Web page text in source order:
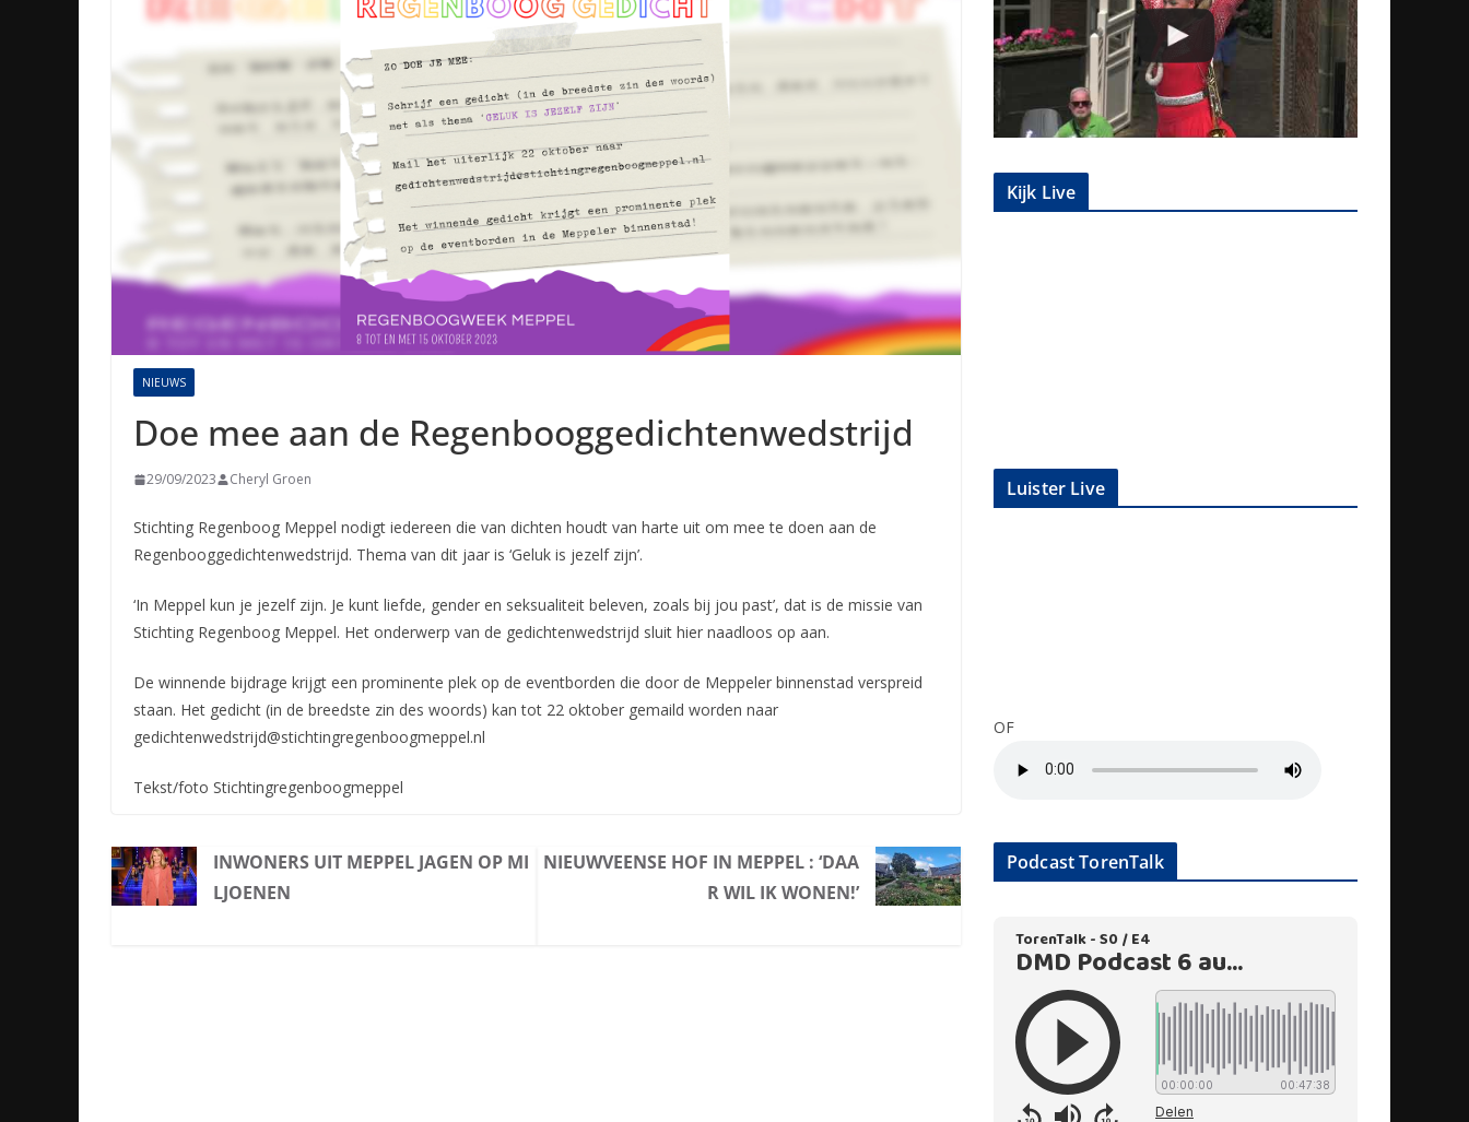
NIEUWS
Doe mee aan de Regenbooggedichtenwedstrijd
29/09/2023 Cheryl Groen
Stichting Regenboog Meppel nodigt iedereen die van dichten houdt van harte uit om mee te doen aan de
Regenbooggedichtenwedstrijd. Thema van dit jaar is ‘Geluk is jezelf zijn’.
‘In Meppel kun je jezelfzijn. Je kunt liefde, gender en seksualiteit beleven, zoals bij jou past’, dat is de missie van
Stichting Regenboog Meppel. Het onderwerp van de gedichtenwedstrijd sluit hier naadloos op aan.
De winnende bijdrage krijgt een prominente plek op de eventborden die door de Meppeler binnenstad verspreid
staan. Het gedicht (in de breedste zin des woords) kan tot 22 oktober gemaild worden naar
gedichtenwedstrijd@stichtingregenboogmeppel.nl
Tekst/foto Stichtingregenboogmeppel
INWONERS UIT MEPPEL JAGEN OP MI
LJOENEN
NIEUWVEENSE HOF IN MEPPEL : ‘DAA
R WIL IK WONEN!’
Kijk Live
Luister Live
OF
Podcast TorenTalk